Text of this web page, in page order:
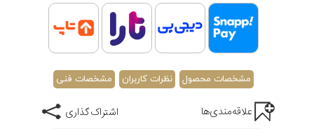
چند عقربه
تقویم
مقاوم در برابر آب تا 100 متر (غواصی کم عمق)
اصالت کشور اسپانیا
مشخصات محصول نظرات کاربران مشخصات فنی
اشتراک گذاری
علاقه‌مندی‌ها